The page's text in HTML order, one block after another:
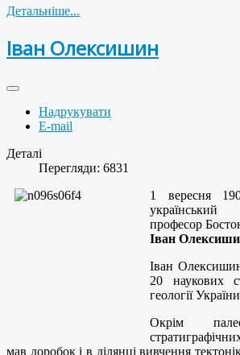
Детальніше...
Іван Олексишин
Надрукувати
E-mail
Деталі
Перегляди: 6831
1 вересня
український
професор
Іван
Іван
20 наукових
геології
Окрім
мав доробок і в ділянці вивчення